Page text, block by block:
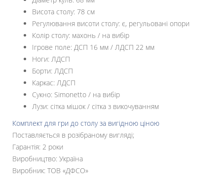
Висота столу: 78 см
Регулювання висоти столу: є, регульовані опори
Колір столу: махонь / на вибір
Ігрове поле: ДСП 16 мм / ЛДСП 22 мм
Ноги: ЛДСП
Борти: ЛДСП
Каркас: ЛДСП
Сукно: Simonetto / на вибір
Лузи: сітка мішок / сітка з викочуванням
Комплект для гри до столу за вигідною ціною
Поставляється в розібраному вигляді;
Гарантія: 2 роки
Виробництво: Україна
Виробник: ТОВ «ДФСО»